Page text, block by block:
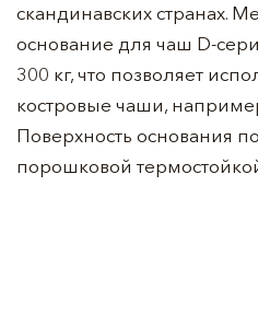
скандинавских странах.
основание для чаш D-
300 кг, что позволяет
костровые чаши,
Поверхность основания
порошковой